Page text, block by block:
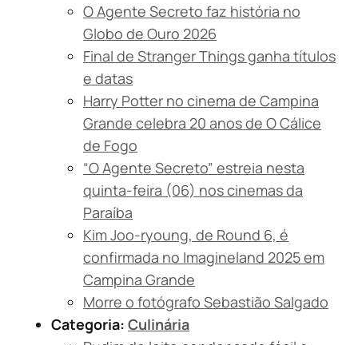
O Agente Secreto faz história no
Globo de Ouro 2026
Final de Stranger Things ganha títulos
e datas
Harry Potter no cinema de Campina
Grande celebra 20 anos de O Cálice
de Fogo
“O Agente Secreto” estreia nesta
quinta-feira (06) nos cinemas da
Paraíba
Kim Joo-ryoung, de Round 6, é
confirmada no Imagineland 2025 em
Campina Grande
Morre o fotógrafo Sebastião Salgado
Categoria: Culinária